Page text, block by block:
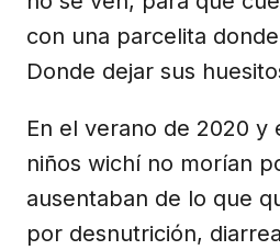
con una parcelita
Donde dejar sus
En el verano de 2020 y
niños wichí no morían
ausentaban de lo que
por desnutrición,